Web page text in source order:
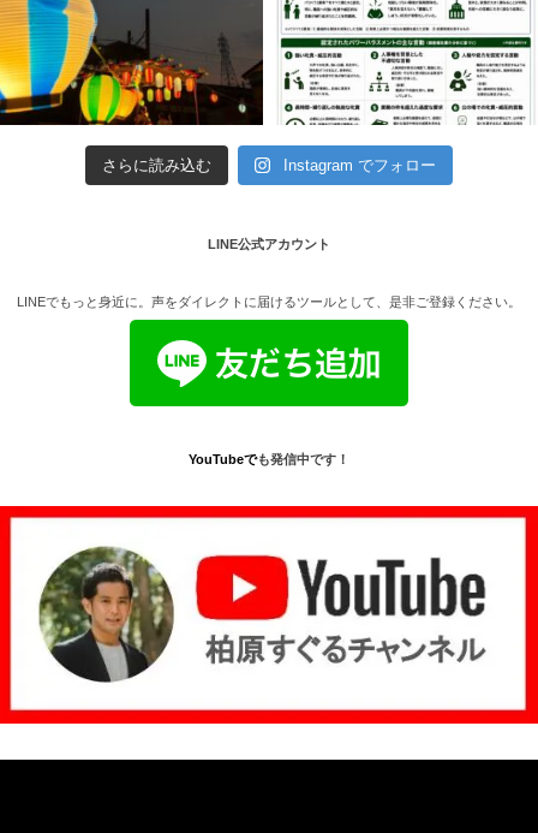
さらに読み込む Instagram でフォロー
LINE公式アカウント
LINEでもっと身近に。声をダイレクトに届けるツールとして、是非ご登録ください。
YouTubeでも発信中です！